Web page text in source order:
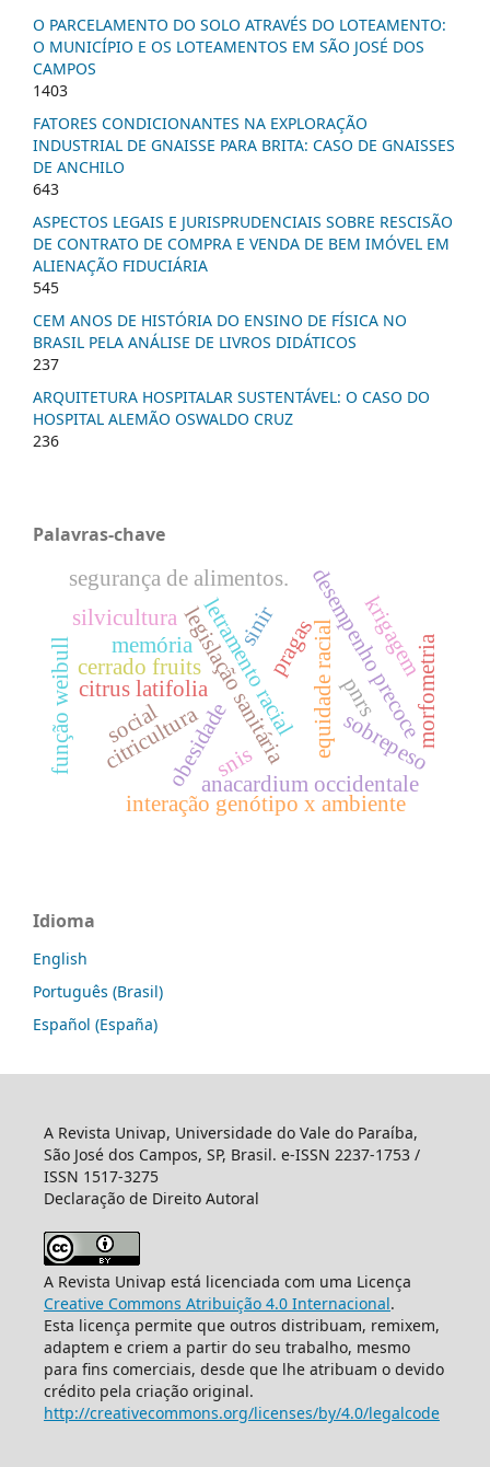
O PARCELAMENTO DO SOLO ATRAVÉS DO LOTEAMENTO:
O MUNICÍPIO E OS LOTEAMENTOS EM SÃO JOSÉ DOS
CAMPOS
1403
FATORES CONDICIONANTES NA EXPLORAÇÃO
INDUSTRIAL DE GNAISSE PARA BRITA: CASO DE GNAISSES
DE ANCHILO
643
ASPECTOS LEGAIS E JURISPRUDENCIAIS SOBRE RESCISÃO
DE CONTRATO DE COMPRA E VENDA DE BEM IMÓVEL EM
ALIENAÇÃO FIDUCIÁRIA
545
CEM ANOS DE HISTÓRIA DO ENSINO DE FÍSICA NO
BRASIL PELA ANÁLISE DE LIVROS DIDÁTICOS
237
ARQUITETURA HOSPITALAR SUSTENTÁVEL: O CASO DO
HOSPITAL ALEMÃO OSWALDO CRUZ
236
Palavras-chave
equidade racial
letramento racial
segurança de alimentos.
legislação sanitária
citrus latifolia
citricultura desempenho precoce
anacardium occidentale
interação genótipo x ambiente
pragas morfometria
função weibull
silvicultura
sobrepeso
obesidade
krigagem
cerrado fruits
pnrs
snis
sinir
memória
social
Idioma
English
Português (Brasil)
Español (España)
A Revista Univap, Universidade do Vale do Paraíba,
São José dos Campos, SP, Brasil. e-ISSN 2237-1753 /
ISSN 1517-3275
Declaração de Direito Autoral
A Revista Univap está licenciada com uma Licença
Creative Commons Atribuição 4.0 Internacional.
Esta licença permite que outros distribuam, remixem,
adaptem e criem a partir do seu trabalho, mesmo
para fins comerciais, desde que lhe atribuam o devido
crédito pela criação original.
http://creativecommons.org/licenses/by/4.0/legalcode